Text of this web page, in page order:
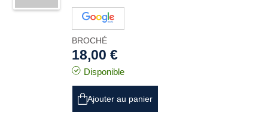
BROCHÉ
18,00 €
Disponible
Ajouter au panier